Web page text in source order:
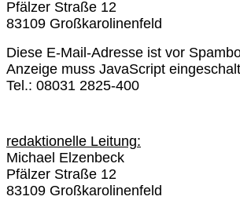
Pfälzer Straße 12
83109 Großkarolinenfeld
Diese E-Mail-Adresse ist vor
Anzeige muss JavaScript
Tel.: 08031 2825-400
redaktionelle Leitung:
Michael Elzenbeck
Pfälzer Straße 12
83109 Großkarolinenfeld